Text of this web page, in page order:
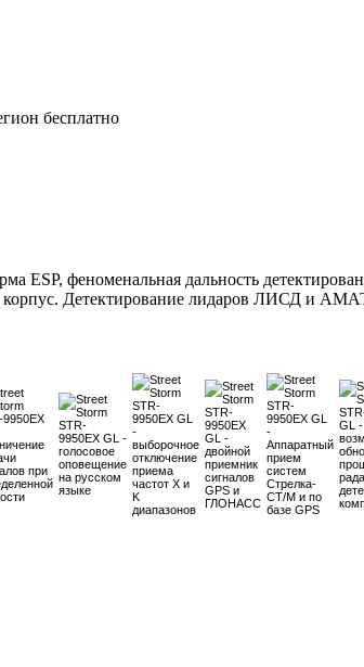
бесплатно
ESP, феноменальная дальность
корпус. Детектирование лидаров ЛИСД и